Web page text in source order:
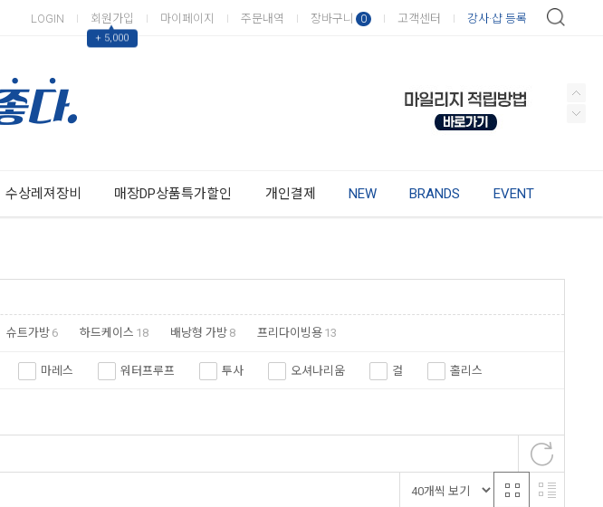
LOGIN 회원가입
▲
+ 5,000
마이페이지 주문내역 장바구니 0 고객센터 강사·샵 등록
수상레져장비 매장DP상품특가할인 개인결제 NEW BRANDS EVENT
슈트가방 6 하드케이스 18 배낭형 가방 8 프리다이빙용 13
마레스 워터프루프 투사 오셔나리움 걸 홀리스